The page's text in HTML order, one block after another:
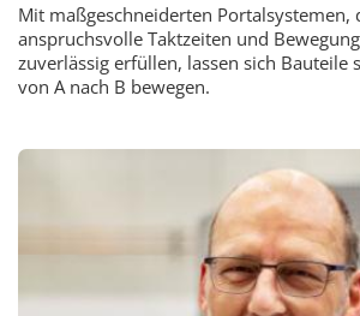
Mit maßgeschneiderten Portalsystemen,
anspruchsvolle Taktzeiten und
zuverlässig erfüllen, lassen sich Bauteile
von A nach B bewegen.